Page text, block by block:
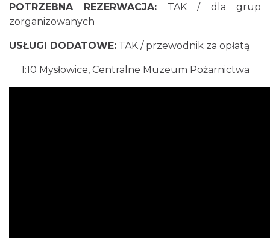
POTRZEBNA REZERWACJA: TAK / dla grup
zorganizowanych
USŁUGI DODATOWE: TAK / przewodnik za opłatą
1:10 Mysłowice, Centralne Muzeum Pożarnictwa